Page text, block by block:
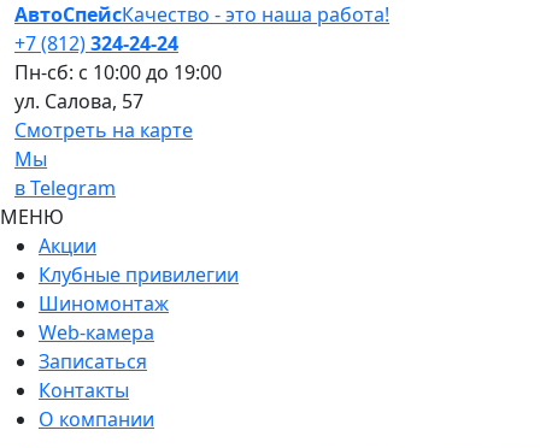
АвтоСпейсКачество - это наша работа!
+7 (812)324-24-24
Пн-сб: с 10:00 до 19:00
ул. Салова, 57
Смотреть на карте
Мы
в Telegram
МЕНЮ
Акции
Клубные привилегии
Шиномонтаж
Web-камера
Записаться
Контакты
О компании